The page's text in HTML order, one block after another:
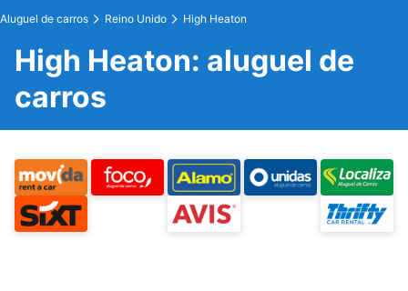
Aluguel de carros Reino Unido High Heaton
High Heaton: aluguel de
carros